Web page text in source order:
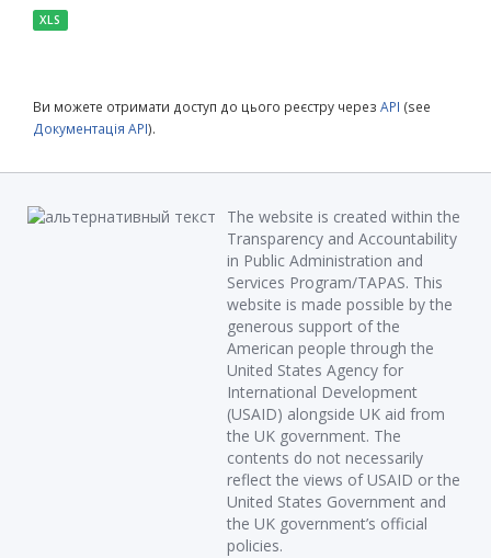
XLS
Ви можете отримати доступ до цього реєстру через API (see
Документація API).
The website is created within the
Transparency and Accountability
in Public Administration and
Services Program/TAPAS. This
website is made possible by the
generous support of the
American people through the
United States Agency for
International Development
(USAID) alongside UK aid from
the UK government. The
contents do not necessarily
reflect the views of USAID or the
United States Government and
the UK government’s official
policies.